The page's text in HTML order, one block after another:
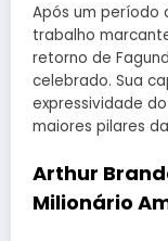
Após um período
trabalho
retorno de
celebrado. Sua
expressividade
maiores pilares da
Arthur
Milionário